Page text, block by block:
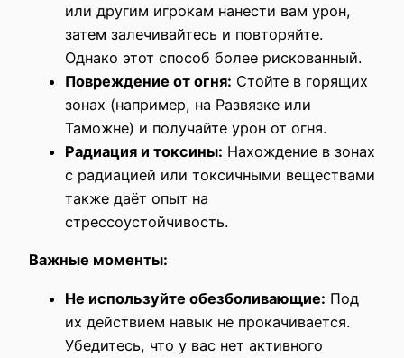
или другим игрокам нанести вам урон,
затем залечивайтесь и повторяйте.
Однако этот способ более рискованный.
Повреждение от огня: Стойте в горящих
зонах (например, на Развязке или
Таможне) и получайте урон от огня.
Радиация и токсины: Нахождение в зонах
с радиацией или токсичными веществами
также даёт опыт на
стрессоустойчивость.
Важные моменты:
Не используйте обезболивающие: Под
их действием навык не прокачивается.
Убедитесь, что у вас нет активного